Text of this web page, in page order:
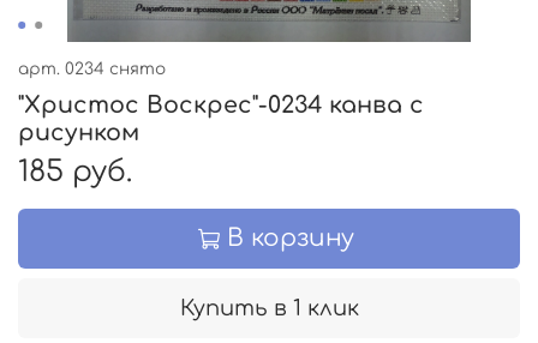
арт. 0234 снято
"Христос Воскрес"-0234 канва с
рисунком
185 руб.
В корзину
Купить в 1 клик